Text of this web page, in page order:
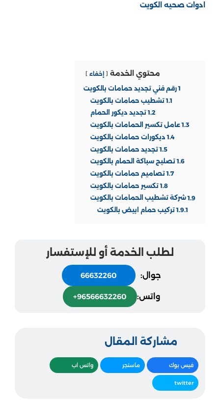
ادوات صحيه الكويت
محتوي الخدمة إخفاء
1 رقم فني تجديد حمامات بالكويت
1.1 تشطيب حمامات بالكويت
1.2 تجديد ديكور الحمام
1.3 عامل تكسير الحمامات بالكويت
1.4 ديكورات حمامات بالكويت
1.5 تجديد حمامات بالكويت
1.6 تصليح سباكة الحمام بالكويت
1.7 تصاميم حمامات بالكويت
1.8 تكسير حمامات بالكويت
1.9 شركة تشطيب الحمامات بالكويت
1.9.1 تركيب حمام ابيض بالكويت
لطلب الخدمة أو للإستفسار
جوال: 66632260
واتس: +96566632260
مشاركة المقال
فيس بوك ماسنجر واتس اب
twitter